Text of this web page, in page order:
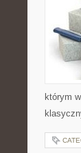
którym